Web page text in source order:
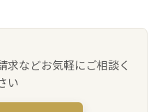
求などお気軽にご相談く
い